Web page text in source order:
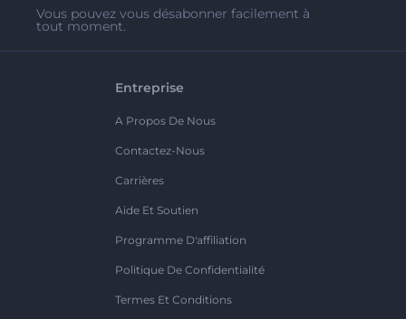
Vous pouvez vous désabonner facilement à
tout moment.
Entreprise
A Propos De Nous
Contactez-Nous
Carrières
Aide Et Soutien
Programme D'affiliation
Politique De Confidentialité
Termes Et Conditions